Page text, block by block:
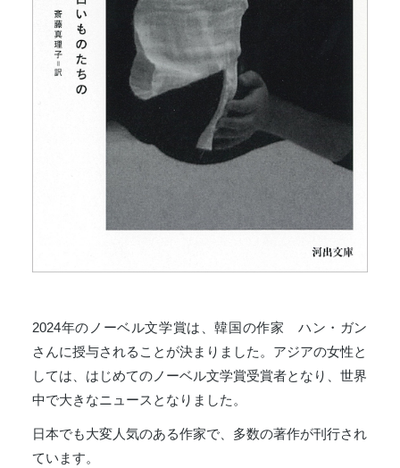
2024年のノーベル文学賞は、韓国の作家 ハン・ガン
さんに授与されることが決まりました。アジアの女性と
しては、はじめてのノーベル文学賞受賞者となり、世界
中で大きなニュースとなりました。
日本でも大変人気のある作家で、多数の著作が刊行され
ています。